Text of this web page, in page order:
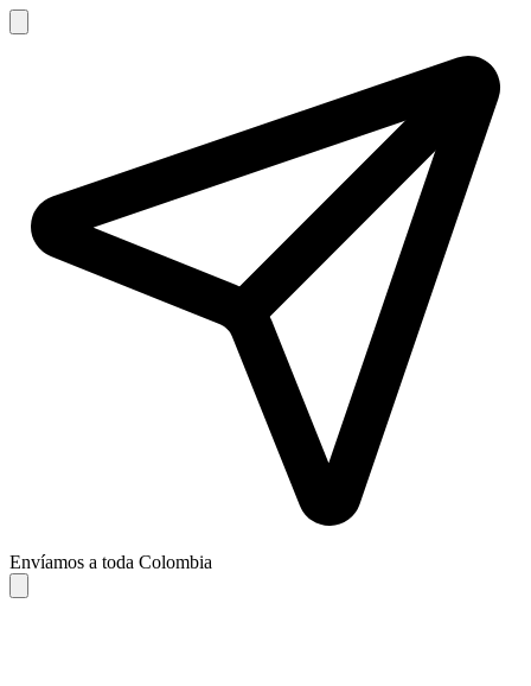
Envíamos a toda Colombia